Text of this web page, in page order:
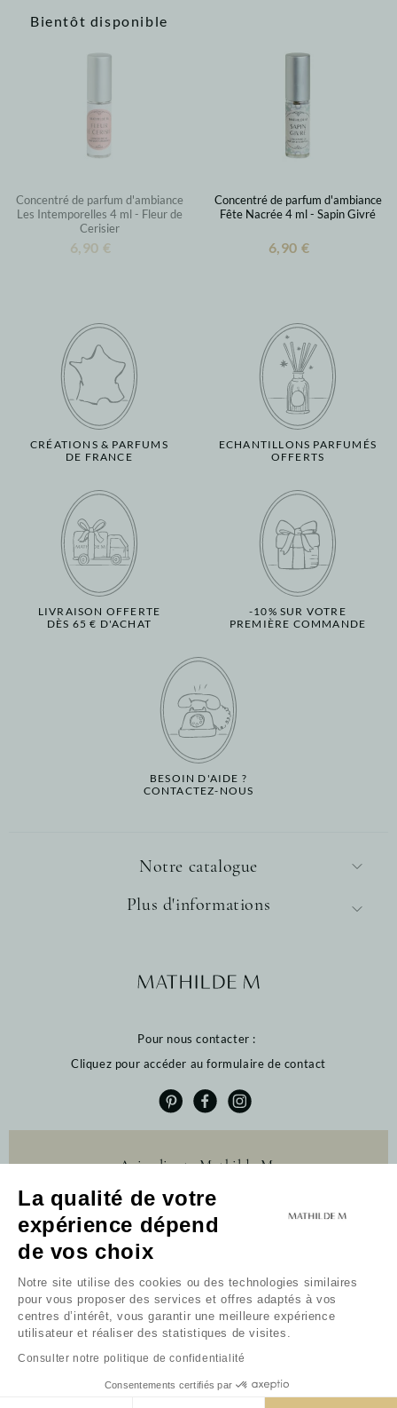
La qualité de votre
expérience dépend
de vos choix
Notre site utilise des cookies ou des technologies similaires
pour vous proposer des services et offres adaptés à vos
centres d’intérêt, vous garantir une meilleure expérience
utilisateur et réaliser des statistiques de visites.
Consulter notre politique de confidentialité
Consentements certifiés par
Bientôt disponible
Concentré de parfum d'ambiance
Les Intemporelles 4 ml - Fleur de
Cerisier
6,90 €
Concentré de parfum d'ambiance
Fête Nacrée 4 ml - Sapin Givré
6,90 €
CRÉATIONS & PARFUMS
DE FRANCE
ECHANTILLONS PARFUMÉS
OFFERTS
LIVRAISON OFFERTE
DÈS 65 € D'ACHAT
-10% SUR VOTRE
PREMIÈRE COMMANDE
BESOIN D'AIDE ?
CONTACTEZ-NOUS
Notre catalogue
Pour nous contacter :
Cliquez pour accéder au formulaire de contact
Plus d'informations
Avis clients Mathilde M.
384 avis
Newsletter
En continuant, vous acceptez les conditions générales et la
politique de confidentialité.
première commande
Recevoir mon code